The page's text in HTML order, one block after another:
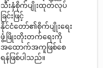
သီးနှံစိုက်ပျိုးထုတ်လုပ်
ခြင်းဖြင့်
နိုင်ငံတော်၏စိုက်ပျိုးရေး
ဖွံ့ဖြိုးတိုးတက်ရေးကို
အထောက်အကူဖြစ်စေ
ရန်ဖြစ်ပါသည်။